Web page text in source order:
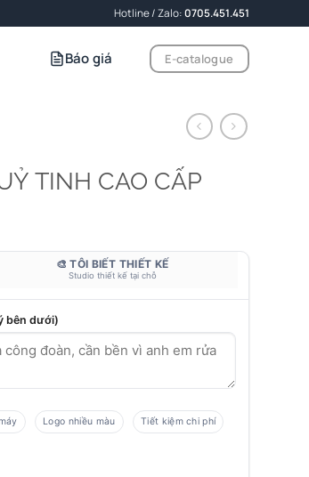
Hotline / Zalo:0705.451.451
Báo giá E-catalogue
TINH CAO CẤP
🎨 TÔI BIẾT THIẾT KẾ
Studio thiết kế tại chỗ
bên dưới)
Logo nhiều màu Tiết kiệm chi phí